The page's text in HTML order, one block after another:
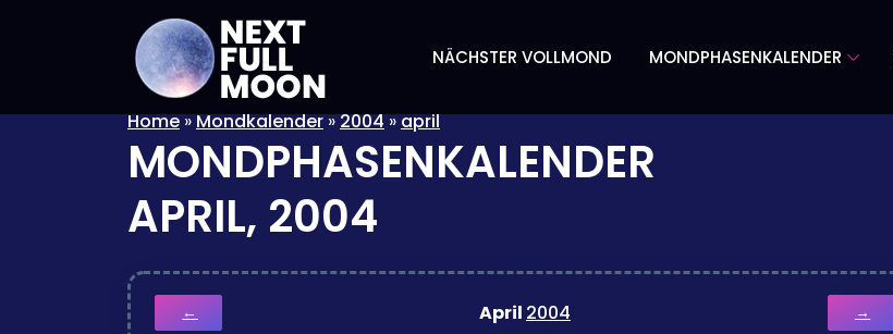
NÄCHSTER VOLLMOND MONDPHASENKALENDER
Home»Mondkalender»2004»april
MONDPHASENKALENDER
APRIL, 2004
← April 2004 →